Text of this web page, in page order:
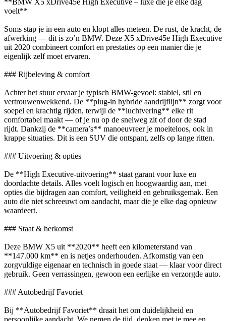
**BMW X5 xDrive45e High Executive – luxe die je elke dag
voelt**
Soms stap je in een auto en klopt alles meteen. De rust, de kracht, de
afwerking — dit is zo’n BMW. Deze X5 xDrive45e High Executive
uit 2020 combineert comfort en prestaties op een manier die je
eigenlijk zelf moet ervaren.
### Rijbeleving & comfort
Achter het stuur ervaar je typisch BMW-gevoel: stabiel, stil en
vertrouwenwekkend. De **plug-in hybride aandrijflijn** zorgt voor
soepel en krachtig rijden, terwijl de **luchtvering** elke rit
comfortabel maakt — of je nu op de snelweg zit of door de stad
rijdt. Dankzij de **camera’s** manoeuvreer je moeiteloos, ook in
krappe situaties. Dit is een SUV die ontspant, zelfs op lange ritten.
### Uitvoering & opties
De **High Executive-uitvoering** staat garant voor luxe en
doordachte details. Alles voelt logisch en hoogwaardig aan, met
opties die bijdragen aan comfort, veiligheid en gebruiksgemak. Een
auto die niet schreeuwt om aandacht, maar die je elke dag opnieuw
waardeert.
### Staat & herkomst
Deze BMW X5 uit **2020** heeft een kilometerstand van
**147.000 km** en is netjes onderhouden. Afkomstig van een
zorgvuldige eigenaar en technisch in goede staat — klaar voor direct
gebruik. Geen verrassingen, gewoon een eerlijke en verzorgde auto.
### Autobedrijf Favoriet
Bij **Autobedrijf Favoriet** draait het om duidelijkheid en
persoonlijke aandacht. We nemen de tijd, denken met je mee en